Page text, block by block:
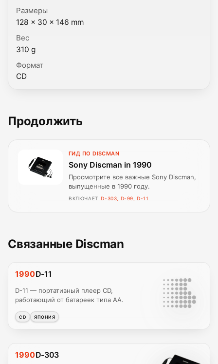
Размеры
128 × 30 × 146 mm
Вес
310 g
Формат
CD
Продолжить
ГИД ПО DISCMAN
Sony Discman in 1990
Просмотрите все важные Sony Discman,
выпущенные в 1990 году.
ВКЛЮЧАЕТ D-303, D-99, D-11
Связанные Discman
1990D-11
D-11 — портативный плеер CD,
работающий от батареек типа AA.
CD ЯПОНИЯ
1990D-303